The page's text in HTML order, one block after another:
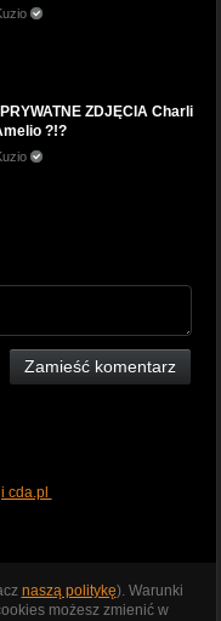
ZDJĘCIA Charli
?!?
Zamieść komentarz
cda.pl
naszą politykę). Warunki
możesz zmienić w